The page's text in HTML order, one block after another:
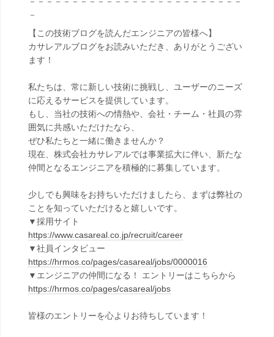
－
【この技術ブログを読んだエンジニアの皆様へ】
カサレアルブログをお読みいただき、ありがとうござい
ます！
私たちは、常に新しい技術に挑戦し、ユーザーのニーズ
に応えるサービスを提供しています。
もし、当社の技術への情熱や、会社・チーム・社員の雰
囲気に共感いただけたなら、
ぜひ私たちと一緒に働きませんか？
現在、株式会社カサレアルでは事業拡大に伴い、新たな
仲間となるエンジニアを積極的に募集しています。
少しでも興味をお持ちいただけましたら、まずは弊社の
ことを知っていただけると嬉しいです。
▼採用サイト
https://www.casareal.co.jp/recruit/career
▼社員インタビュー
https://hrmos.co/pages/casareal/jobs/0000016
▼エンジニアの仲間になる！ エントリーはこちらから
https://hrmos.co/pages/casareal/jobs
皆様のエントリーを心よりお待ちしています！